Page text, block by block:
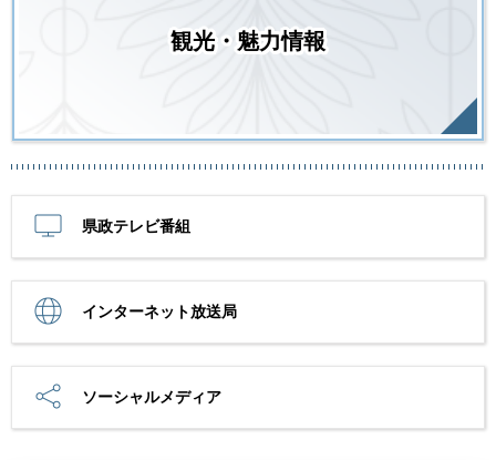
観光・魅力情報
県政テレビ番組
インターネット放送局
ソーシャルメディア